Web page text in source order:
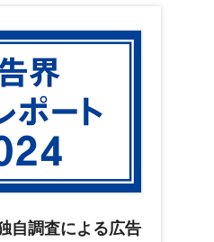
自調査による広告